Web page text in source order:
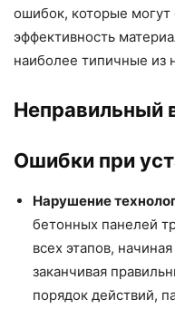
ошибок, которые могут
эффективность
наиболее типичные из
Неправильный
Ошибки при
Нарушение
бетонных панелей
всех этапов,
заканчивая
порядок действий,